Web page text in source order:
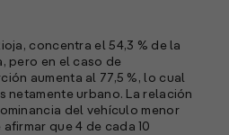
concentra el 54,3 % de la
pero en el caso de
aumenta al 77,5 %, lo cual
netamente urbano. La relación
del vehículo menor
que 4 de cada 10